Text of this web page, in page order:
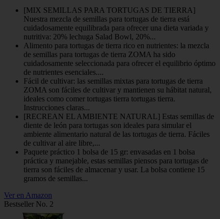
[MIX SEMILLAS PARA TORTUGAS DE TIERRA]
Nuestra mezcla de semillas para tortugas de tierra está
cuidadosamente equilibrada para ofrecer una dieta variada y
nutritiva: 20% lechuga Salad Bowl, 20%...
Alimento para tortugas de tierra rico en nutrientes: la mezcla
de semillas para tortugas de tierra ZOMA ha sido
cuidadosamente seleccionada para ofrecer el equilibrio óptimo
de nutrientes esenciales....
Fácil de cultivar: las semillas mixtas para tortugas de tierra
ZOMA son fáciles de cultivar y mantienen su hábitat natural,
ideales como comer tortugas tierra tortugas tierra.
Instrucciones claras...
[RECREAN EL AMBIENTE NATURAL] Estas semillas de
diente de león para tortugas son ideales para simular el
ambiente alimentario natural de las tortugas de tierra. Fáciles
de cultivar al aire libre,...
Paquete práctico 1 bolsa de 15 gr: envasadas en 1 bolsa
práctica y manejable, estas semillas piensos para tortugas de
tierra son fáciles de almacenar y usar. La bolsa contiene 15
gramos de semillas...
Ver en Amazon
Bestseller No. 2